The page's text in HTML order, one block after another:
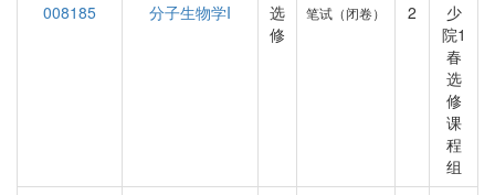
008185
分子生物学I
选
修
笔试（闭卷） 2
少
院1
春
选
修
课
程
组